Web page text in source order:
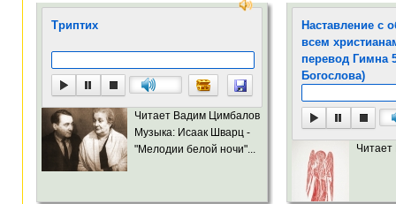
Триптих
Читает Вадим Цимбалов
Музыка: Исаак Шварц -
"Мелодии белой ночи"...
Наставление с
всем
перевод Гимна
Богослова)